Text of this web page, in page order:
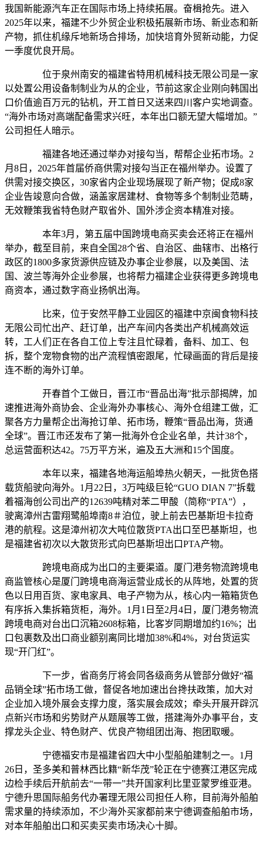
我国新能源汽车正在国际市场上持续拓展。奋楫抢先。进入
2025年以来，福建不少外贸企业积极拓展新市场、新业态和新
产物，抓住机缘斥地新场合排场，加快培育外贸新动能，力促
一季度优良开局。
位于泉州南安的福建省特用机械科技无限公司是一家
以处置公用设备制制业为从的企业，节前这家企业刚向韩国出
口价值逾百万元的钻机，开工首日又送来四川客户实地调查。
“海外市场对高端配备需求兴旺，本年出口额无望大幅增加。”
公司担任人暗示。
福建各地还通过举办对接勾当，帮帮企业拓市场。2
月8日，2025年首届侨商供需对接勾当正在福州举办。设置了
供需对接交换区，30家省内企业现场展现了新产物；促成8家
企业告竣意向合做，涵盖家居建材、食物等多个制制业范畴，
无效鞭策我省特色财产取省外、国外涉企资本精准对接。
本年3月，第五届中国跨境电商买卖会还将正在福州
举办，截至目前，来自全国28个省、自治区、曲辖市、出格行
政区的1800多家货源供应链及办事企业参展，以及美国、法
国、波兰等海外企业参展，也将帮力福建企业获得更多跨境电
商资本，通过数字商业扬帆出海。
比来，位于安然平静工业园区的福建中京闽食物科技
无限公司忙出产、赶订单，出产车间内各类出产机械高效运
转，工人们正在各自工位上专注且忙碌着，备料、加工、包
拆，整个宠物食物的出产流程慎密跟尾，忙碌画面的背后是接
连不断的海外订单。
开春首个工做日，晋江市“晋品出海”批示部揭牌，加
速推进海外商协会、企业海外办事核心、海外仓组建工做，汇
聚各方力量帮企出海抢订单、拓市场，鞭策“晋品出海，货通
全球”。晋江市还发布了第一批海外仓企业名单，共计38个，
总运营面积达42。75万平方米，遍及五大洲和15个国度。
本年以来，福建各地海运船埠热火朝天，一批货色搭
载货船驶向海外。1月22日，3万吨级巨轮“GUO DIAN 7”拆载
着福海创公司出产的12639吨精对苯二甲酸（简称“PTA”），
驶离漳州古雷翔鹭船埠南8＃泊位，驶上前去巴基斯坦卡拉奇
港的航程。这是漳州初次大吨位散货PTA出口至巴基斯坦，也
是福建省初次以大散货形式向巴基斯坦出口PTA产物。
跨境电商成为出口的主要渠道。厦门港务物流跨境电
商监管核心是厦门跨境电商海运营业成长的从阵地，处置的货
色以日用百货、家电家具、电子产物为从，核心内一箱箱货色
有序拆入集拆箱货柜，海外。1月1日至2月4日，厦门港务物流
跨境电商对台出口沉箱2608标箱，比客岁同期增加约16%；出
口包裹数及出口商业额别离同比增加38%和4%，对台货运实
现“开门红”。
下一步，省商务厅将会同各级商务从管部分做好“福
品销全球”拓市场工做，督促各地加速出台搀扶政策，加大对
企业加入境外展会支撑力度，落实展会成效；牵头开展开辟沉
点新兴市场和劣势财产从题展等工做，搭建海外办事平台，支
撑龙头企业、特色财产、优良产物组团出海、抱团取暖。
宁德福安市是福建省四大中小型船舶建制之一。1月
26日，圣多美和普林西比籍“新华茂”轮正在宁德赛江港区完成
边检手续后开航前去“一带一”共开国家利比里亚蒙罗维亚港。
宁德升思国际船务代办署理无限公司担任人称，目前海外船舶
需求量的持续添加，不少海外买家都前来宁德调查船舶市场，
对本年船舶出口和买卖买卖市场决心十脚。